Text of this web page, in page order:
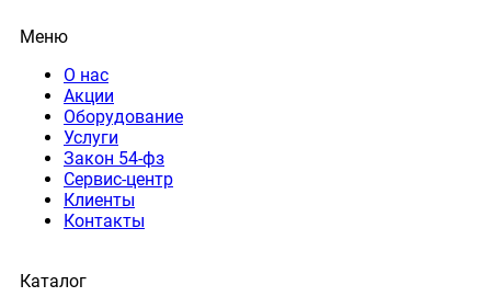
Меню
О нас
Акции
Оборудование
Услуги
Закон 54-фз
Сервис-центр
Клиенты
Контакты
Каталог